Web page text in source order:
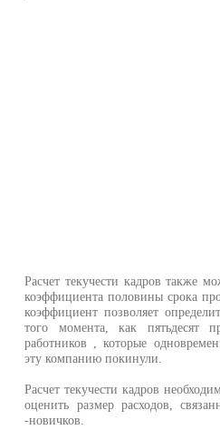
Расчет текучести кадров также
коэффициента половины срока
коэффициент позволяет
того момента, как пятьдесят
работников , которые
эту компанию покинули.
Расчет текучести кадров
оценить размер расходов,
-новичков.